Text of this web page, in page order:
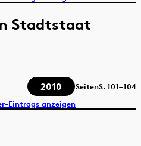
Stadtstaat
2010 SeitenS.101–104
Eintrags anzeigen